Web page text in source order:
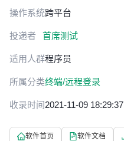
操作系统跨平台
投递者 首席测试
适用人群程序员
所属分类终端/远程登录
收录时间2021-11-09 18:29:37
软件首页 软件文档